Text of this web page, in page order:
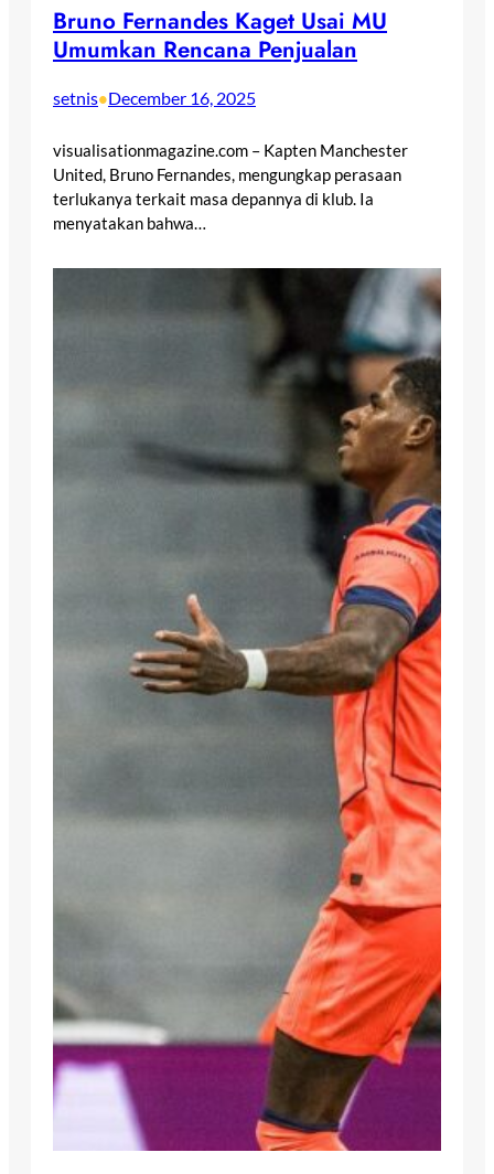
Bruno Fernandes Kaget Usai MU
Umumkan Rencana Penjualan
setnis•December 16, 2025
visualisationmagazine.com – Kapten Manchester
United, Bruno Fernandes, mengungkap perasaan
terlukanya terkait masa depannya di klub. Ia
menyatakan bahwa…